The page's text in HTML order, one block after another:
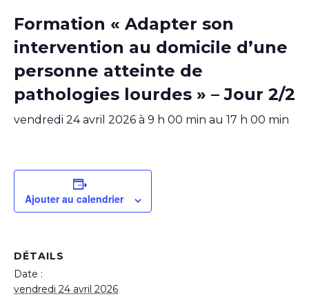
Formation « Adapter son
intervention au domicile d’une
personne atteinte de
pathologies lourdes » – Jour 2/2
vendredi 24 avril 2026 à 9 h 00 min au 17 h 00 min
Ajouter au calendrier
DÉTAILS
Date :
vendredi 24 avril 2026